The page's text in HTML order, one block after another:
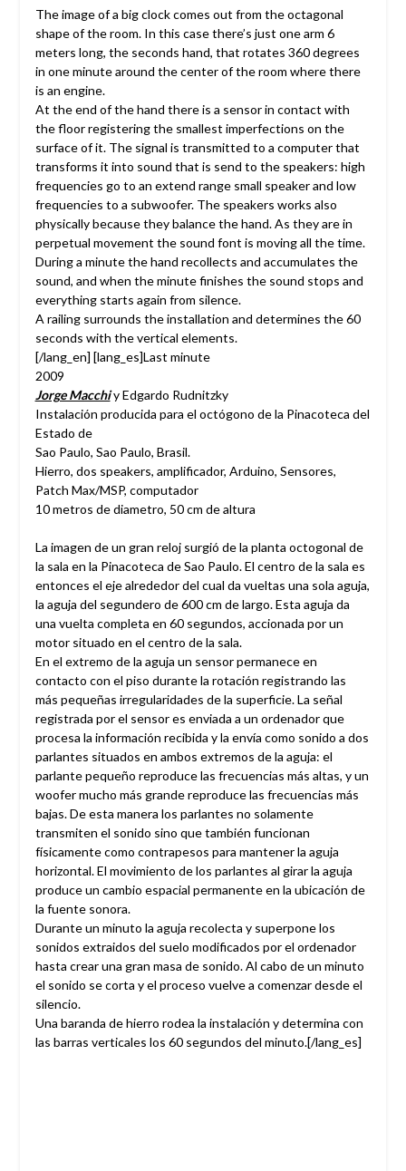
The image of a big clock comes out from the octagonal
shape of the room. In this case there’s just one arm 6
meters long, the seconds hand, that rotates 360 degrees
in one minute around the center of the room where there
is an engine.
At the end of the hand there is a sensor in contact with
the floor registering the smallest imperfections on the
surface of it. The signal is transmitted to a computer that
transforms it into sound that is send to the speakers: high
frequencies go to an extend range small speaker and low
frequencies to a subwoofer. The speakers works also
physically because they balance the hand. As they are in
perpetual movement the sound font is moving all the time.
During a minute the hand recollects and accumulates the
sound, and when the minute finishes the sound stops and
everything starts again from silence.
A railing surrounds the installation and determines the 60
seconds with the vertical elements.
[/lang_en] [lang_es]Last minute
2009
Jorge Macchiy Edgardo Rudnitzky
Instalación producida para el octógono de la Pinacoteca del
Estado de
Sao Paulo, Sao Paulo, Brasil.
Hierro, dos speakers, amplificador, Arduino, Sensores,
Patch Max/MSP, computador
10 metros de diametro, 50 cm de altura
La imagen de un gran reloj surgió de la planta octogonal de
la sala en la Pinacoteca de Sao Paulo. El centro de la sala es
entonces el eje alrededor del cual da vueltas una sola aguja,
la aguja del segundero de 600 cm de largo. Esta aguja da
una vuelta completa en 60 segundos, accionada por un
motor situado en el centro de la sala.
En el extremo de la aguja un sensor permanece en
contacto con el piso durante la rotación registrando las
más pequeñas irregularidades de la superficie. La señal
registrada por el sensor es enviada a un ordenador que
procesa la información recibida y la envía como sonido a dos
parlantes situados en ambos extremos de la aguja: el
parlante pequeño reproduce las frecuencias más altas, y un
woofer mucho más grande reproduce las frecuencias más
bajas. De esta manera los parlantes no solamente
transmiten el sonido sino que también funcionan
físicamente como contrapesos para mantener la aguja
horizontal. El movimiento de los parlantes al girar la aguja
produce un cambio espacial permanente en la ubicación de
la fuente sonora.
Durante un minuto la aguja recolecta y superpone los
sonidos extraidos del suelo modificados por el ordenador
hasta crear una gran masa de sonido. Al cabo de un minuto
el sonido se corta y el proceso vuelve a comenzar desde el
silencio.
Una baranda de hierro rodea la instalación y determina con
las barras verticales los 60 segundos del minuto.[/lang_es]